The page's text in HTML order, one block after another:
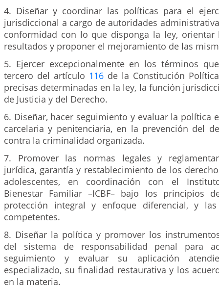
4. Diseñar y coordinar las políticas para el
jurisdiccional a cargo de autoridades
conformidad con lo que disponga la ley, orientar
resultados y proponer el mejoramiento de las
5. Ejercer excepcionalmente en los términos
tercero del artículo 116 de la Constitución
precisas determinadas en la ley, la función
de Justicia y del Derecho.
6. Diseñar, hacer seguimiento y evaluar la política
carcelaria y penitenciaria, en la prevención del
contra la criminalidad organizada.
7. Promover las normas legales y
jurídica, garantía y restablecimiento de los
adolescentes, en coordinación con el
Bienestar Familiar –ICBF– bajo los principios
protección integral y enfoque diferencial, y
competentes.
8. Diseñar la política y promover los
del sistema de responsabilidad penal para
seguimiento y evaluar su aplicación
especializado, su finalidad restaurativa y los
en la materia.